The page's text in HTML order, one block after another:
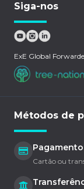
Siga-nos
ExE Global
Métodos de
Cartão ou